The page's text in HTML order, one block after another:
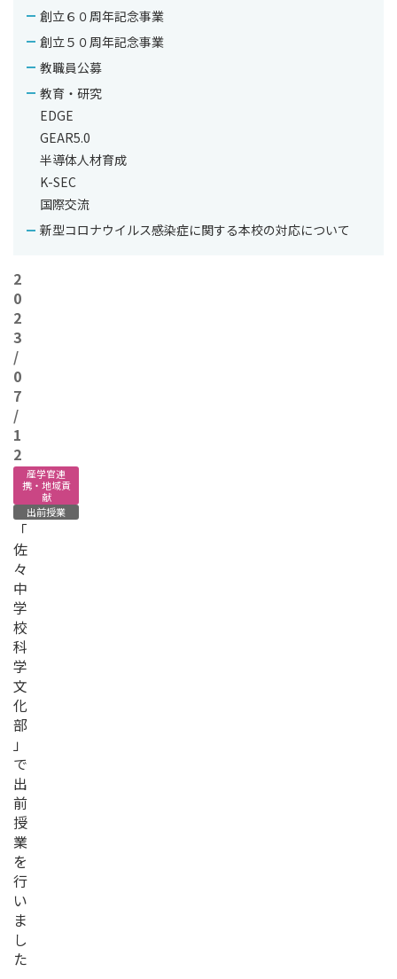
」
で
前
授
た
2
0
2
3
/
0
7
/
1
2
産学官連
携・地域貢
献
出前授業
「
佐
々
中
学
校
科
学
文
化
部
」
で
出
前
授
業
を
行
い
ま
し
た
創立６０周年記念事業
創立５０周年記念事業
教職員公募
教育・研究
EDGE
GEAR5.0
半導体人材育成
K-SEC
国際交流
新型コロナウイルス感染症に関する本校の対応について